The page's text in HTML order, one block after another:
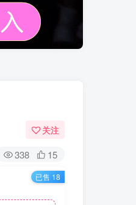
关注
338 15
已售 18